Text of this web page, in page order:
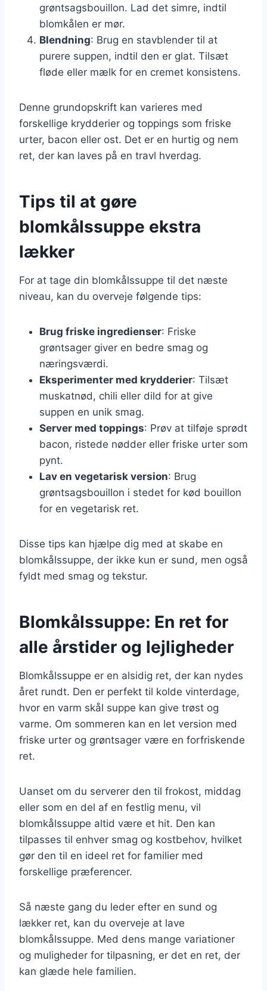
grøntsagsbouillon. Lad det simre, indtil
blomkålen er mør.
Blendning: Brug en stavblender til at
purere suppen, indtil den er glat. Tilsæt
fløde eller mælk for en cremet konsistens.
Denne grundopskrift kan varieres med
forskellige krydderier og toppings som friske
urter, bacon eller ost. Det er en hurtig og nem
ret, der kan laves på en travl hverdag.
Tips til at gøre
blomkålssuppe ekstra
lækker
For at tage din blomkålssuppe til det næste
niveau, kan du overveje følgende tips:
Brug friske ingredienser: Friske
grøntsager giver en bedre smag og
næringsværdi.
Eksperimenter med krydderier: Tilsæt
muskatnød, chili eller dild for at give
suppen en unik smag.
Server med toppings: Prøv at tilføje sprødt
bacon, ristede nødder eller friske urter som
pynt.
Lav en vegetarisk version: Brug
grøntsagsbouillon i stedet for kød bouillon
for en vegetarisk ret.
Disse tips kan hjælpe dig med at skabe en
blomkålssuppe, der ikke kun er sund, men også
fyldt med smag og tekstur.
Blomkålssuppe: En ret for
alle årstider og lejligheder
Blomkålssuppe er en alsidig ret, der kan nydes
året rundt. Den er perfekt til kolde vinterdage,
hvor en varm skål suppe kan give trøst og
varme. Om sommeren kan en let version med
friske urter og grøntsager være en forfriskende
ret.
Uanset om du serverer den til frokost, middag
eller som en del af en festlig menu, vil
blomkålssuppe altid være et hit. Den kan
tilpasses til enhver smag og kostbehov, hvilket
gør den til en ideel ret for familier med
forskellige præferencer.
Så næste gang du leder efter en sund og
lækker ret, kan du overveje at lave
blomkålssuppe. Med dens mange variationer
og muligheder for tilpasning, er det en ret, der
kan glæde hele familien.